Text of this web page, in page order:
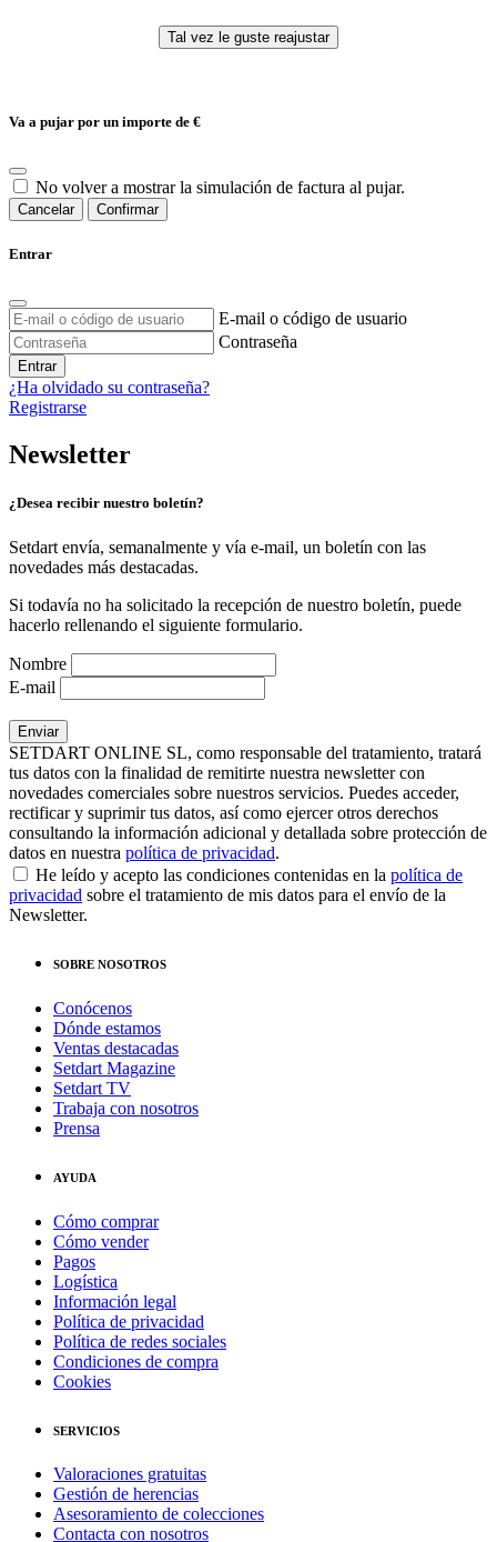
Va a pujar por un importe de €
No volver a mostrar la simulación de factura al pujar.
Cancelar Confirmar
Entrar
E-mail o código de usuario
Contraseña
Entrar
¿Ha olvidado su contraseña?
Registrarse
Newsletter
¿Desea recibir nuestro boletín?
Setdart envía, semanalmente y vía e-mail, un boletín con las
novedades más destacadas.
Si todavía no ha solicitado la recepción de nuestro boletín, puede
hacerlo rellenando el siguiente formulario.
Nombre
E-mail
SETDART ONLINE SL, como responsable del tratamiento, tratará
tus datos con la finalidad de remitirte nuestra newsletter con
novedades comerciales sobre nuestros servicios. Puedes acceder,
rectificar y suprimir tus datos, así como ejercer otros derechos
consultando la información adicional y detallada sobre protección de
datos en nuestra política de privacidad.
He leído y acepto las condiciones contenidas en la política de
privacidad sobre el tratamiento de mis datos para el envío de la
Newsletter.
SOBRE NOSOTROS
Conócenos
Dónde estamos
Ventas destacadas
Setdart Magazine
Setdart TV
Trabaja con nosotros
Prensa
AYUDA
Cómo comprar
Cómo vender
Pagos
Logística
Información legal
Política de privacidad
Política de redes sociales
Condiciones de compra
Cookies
SERVICIOS
Valoraciones gratuitas
Gestión de herencias
Asesoramiento de colecciones
Contacta con nosotros